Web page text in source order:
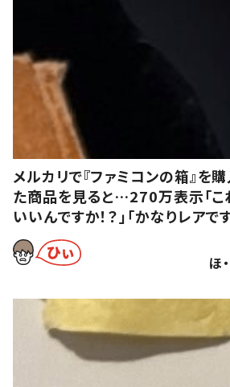
メルカリで『ファミコンの箱』を
た商品を見ると…270万表示「こ
いいんですか！？」「かなりレアで
るw」
ほ